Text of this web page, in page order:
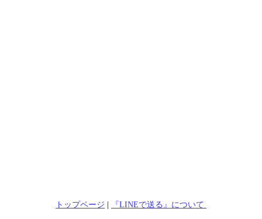
トップページ | 『LINEで送る』について